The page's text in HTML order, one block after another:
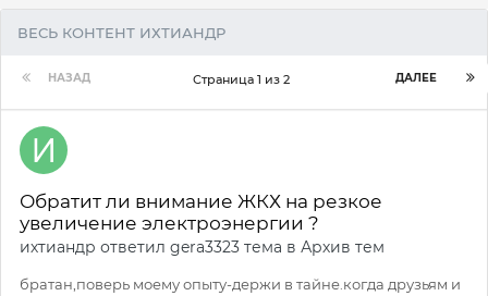
ВЕСЬ КОНТЕНТ ИХТИАНДР
НАЗАД ДАЛЕЕ
Страница 1 из 2
Обратит ли внимание ЖКХ на резкое
увеличение электроэнергии ?
ихтиандр ответил gera3323 тема в Архив тем
братан,поверь моему опыту-держи в тайне.когда друзьям и